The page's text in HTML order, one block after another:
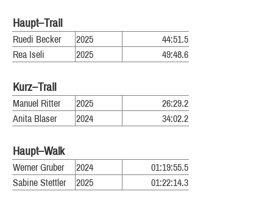
Haupt–Trail
Ruedi Becker 2025
44:51.5
Rea Iseli
2025 49:48.6
Kurz–Trail
Manuel Ritter 2025
26:29.2
Anita Blaser
2024 34:02.2
Haupt–Walk
Werner Gruber 2024
01:19:55.5
Sabine Stettler
2025 01:22:14.3